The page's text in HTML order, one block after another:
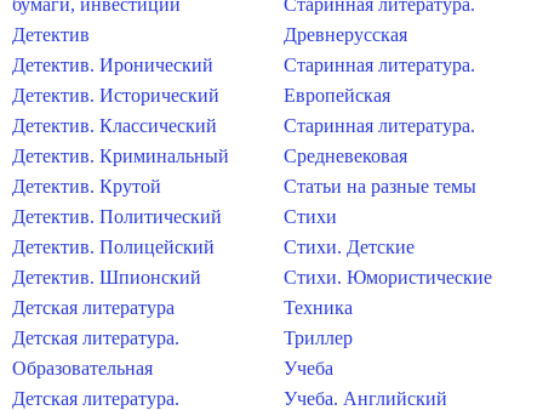
бумаги, инвестиции
Детектив
Детектив. Иронический
Детектив. Исторический
Детектив. Классический
Детектив. Криминальный
Детектив. Крутой
Детектив. Политический
Детектив. Полицейский
Детектив. Шпионский
Детская литература
Детская литература.
Образовательная
Детская литература.
Старинная литература.
Древнерусская
Старинная литература.
Европейская
Старинная литература.
Средневековая
Статьи на разные темы
Стихи
Стихи. Детские
Стихи. Юмористические
Техника
Триллер
Учеба
Учеба. Английский